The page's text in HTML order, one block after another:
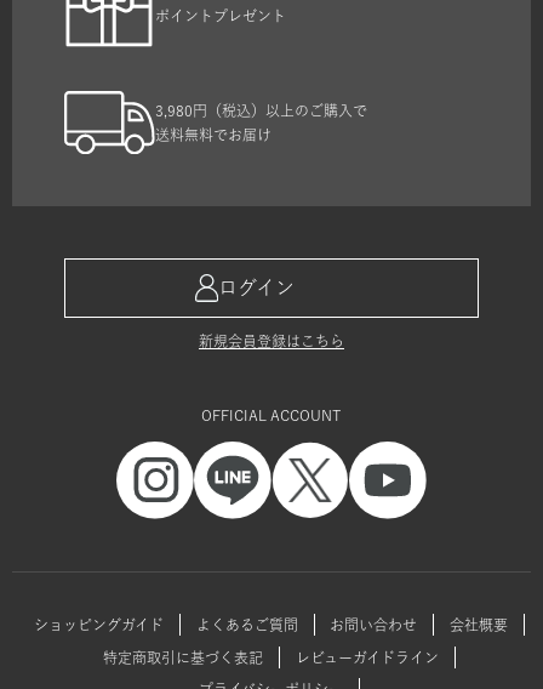
ポイントプレゼント
3,980円（税込）以上のご購入で
送料無料でお届け
ログイン
新規会員登録はこちら
OFFICIAL ACCOUNT
ショッピングガイド よくあるご質問 お問い合わせ 会社概要
特定商取引に基づく表記 レビューガイドライン